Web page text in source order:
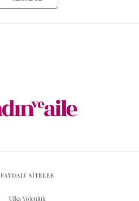
FAYDALI SİTELER
Ufka Yolculuk